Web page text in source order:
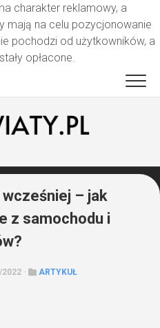
charakter reklamowy, a
mają na celu pozycjonowanie
pochodzi od użytkowników, a
opłacone.
– jak
z samochodu i
·
ARTYKUŁ